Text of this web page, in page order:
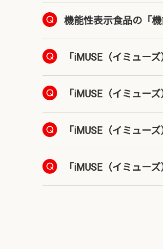
機能性表示食品の「
「iMUSE（イミュー
「iMUSE（イミュー
「iMUSE（イミュー
「iMUSE（イミュー